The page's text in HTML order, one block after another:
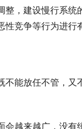
，建设慢行系统
竞争等行为进行
能放任不管，又
越来越广，没有